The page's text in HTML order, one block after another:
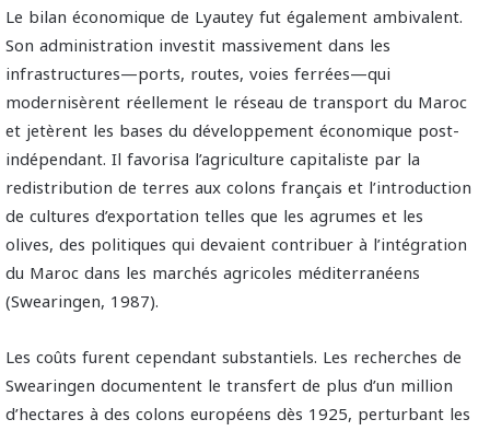
Le bilan économique de Lyautey fut également ambivalent.
Son administration investit massivement dans les
infrastructures—ports, routes, voies ferrées—qui
modernisèrent réellement le réseau de transport du Maroc
et jetèrent les bases du développement économique post-
indépendant. Il favorisa l’agriculture capitaliste par la
redistribution de terres aux colons français et l’introduction
de cultures d’exportation telles que les agrumes et les
olives, des politiques qui devaient contribuer à l’intégration
du Maroc dans les marchés agricoles méditerranéens
(Swearingen, 1987).
Les coûts furent cependant substantiels. Les recherches de
Swearingen documentent le transfert de plus d’un million
d’hectares à des colons européens dès 1925, perturbant les